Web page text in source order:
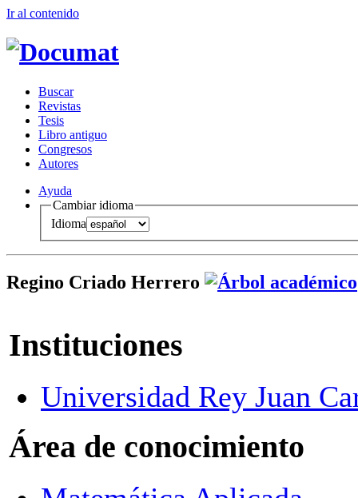
Ir al contenido
Buscar
Revistas
Tesis
Libro antiguo
Congresos
Autores
Ayuda
Cambiar idioma
Idioma
Regino Criado Herrero
Instituciones
Universidad Rey Juan
Área de conocimiento